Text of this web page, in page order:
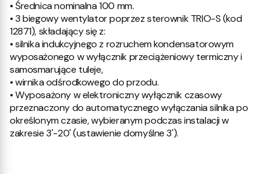
• Średnica nominalna 100 mm.
• 3 biegowy wentylator poprzez sterownik TRIO-S (kod
12871), składający się z:
• silnika indukcyjnego z rozruchem kondensatorowym
wyposażonego w wyłącznik przeciążeniowy termiczny i
samosmarujące tuleje,
• wirnika odśrodkowego do przodu.
• Wyposażony w elektroniczny wyłącznik czasowy
przeznaczony do automatycznego wyłączania silnika po
określonym czasie, wybieranym podczas instalacji w
zakresie 3'-20' (ustawienie domyślne 3').